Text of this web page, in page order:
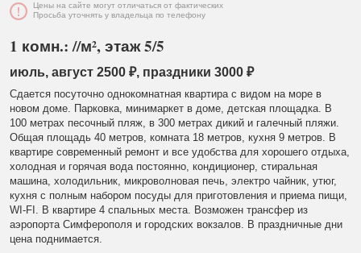
Цены на сайте могут отличаться от фактических
Просьба уточнять у владельца по телефону
1 комн.: //м², этаж 5/5
июль, август 2500 ₽, праздники 3000 ₽
Сдается посуточно однокомнатная квартира с видом на море в
новом доме. Парковка, минимаркет в доме, детская площадка. В
100 метрах песочный пляж, в 300 метрах дикий и галечный пляжи.
Общая площадь 40 метров, комната 18 метров, кухня 9 метров. В
квартире современный ремонт и все удобства для хорошего отдыха,
холодная и горячая вода постоянно, кондиционер, стиральная
машина, холодильник, микроволновая печь, электро чайник, утюг,
кухня с полным набором посуды для приготовления и приема пищи,
WI-FI. В квартире 4 спальных места. Возможен трансфер из
аэропорта Симферополя и городских вокзалов. В праздничные дни
цена поднимается.